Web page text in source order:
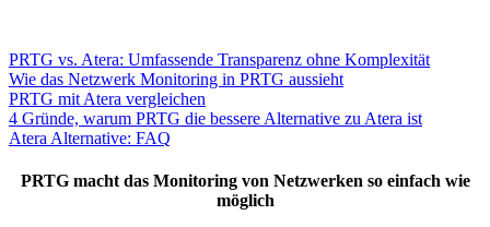
PRTG vs. Atera: Umfassende Transparenz ohne Komplexität
Wie das Netzwerk Monitoring in PRTG aussieht
PRTG mit Atera vergleichen
4 Gründe, warum PRTG die bessere Alternative zu Atera ist
Atera Alternative: FAQ
PRTG macht das Monitoring von Netzwerken so einfach wie
möglich